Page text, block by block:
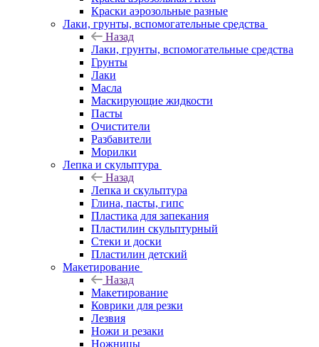
Краски аэрозольные разные
Лаки, грунты, вспомогательные средства
Назад
Лаки, грунты, вспомогательные средства
Грунты
Лаки
Масла
Маскирующие жидкости
Пасты
Очистители
Разбавители
Морилки
Лепка и скульптура
Назад
Лепка и скульптура
Глина, пасты, гипс
Пластика для запекания
Пластилин скульптурный
Стеки и доски
Пластилин детский
Макетирование
Назад
Макетирование
Коврики для резки
Лезвия
Ножи и резаки
Ножницы